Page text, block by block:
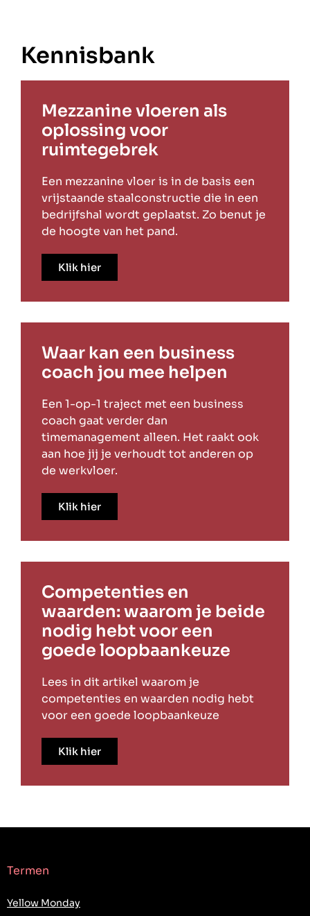
Kennisbank
Mezzanine vloeren als
oplossing voor
ruimtegebrek
Een mezzanine vloer is in de basis een
vrijstaande staalconstructie die in een
bedrijfshal wordt geplaatst. Zo benut je
de hoogte van het pand.
Klik hier
Waar kan een business
coach jou mee helpen
Een 1-op-1 traject met een business
coach gaat verder dan
timemanagement alleen. Het raakt ook
aan hoe jij je verhoudt tot anderen op
de werkvloer.
Klik hier
Competenties en
waarden: waarom je beide
nodig hebt voor een
goede loopbaankeuze
Lees in dit artikel waarom je
competenties en waarden nodig hebt
voor een goede loopbaankeuze
Klik hier
Termen
Yellow Monday